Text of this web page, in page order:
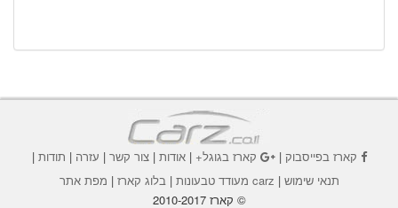
קארז בפייסבוק| קארז בגוגל+|אודות |צור קשר | עזרה | תודות |
תנאי שימוש | carz מעודד טבעונות |בלוג קארז | מפת אתר
© קארז 2010-2017